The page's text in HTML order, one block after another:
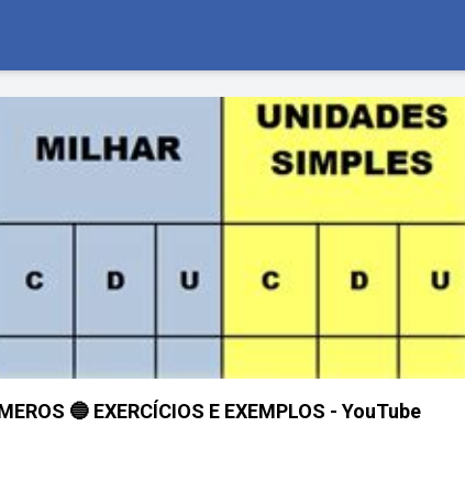
🔵 EXERCÍCIOS E EXEMPLOS - YouTube